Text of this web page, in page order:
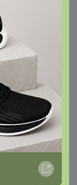
уже с 20%
1
уже с 20%